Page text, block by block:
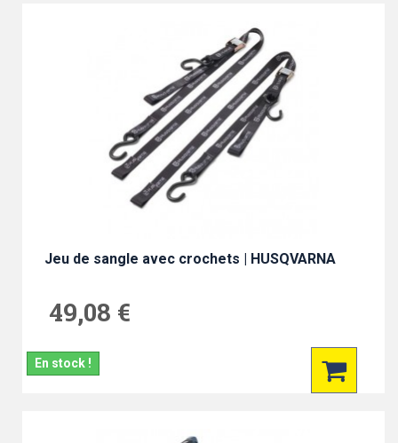
Jeu de sangle avec crochets | HUSQVARNA
49,08 €
En stock !